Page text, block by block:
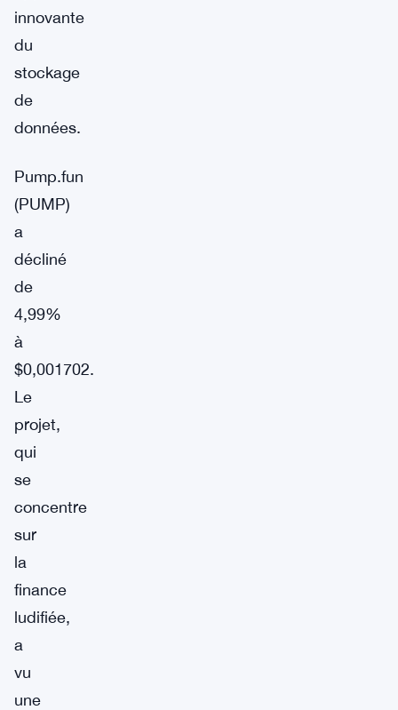
innovante
du
stockage
de
données.
Pump.fun
(PUMP)
a
décliné
de
4,99%
à
$0,001702.
Le
projet,
qui
se
concentre
sur
la
finance
ludifiée,
a
vu
une